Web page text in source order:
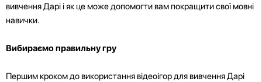
вивчення Дарі і як це може допомогти вам покращити свої мовні
навички.
Вибираємо правильну гру
Першим кроком до використання відеоігор для вивчення Дарі